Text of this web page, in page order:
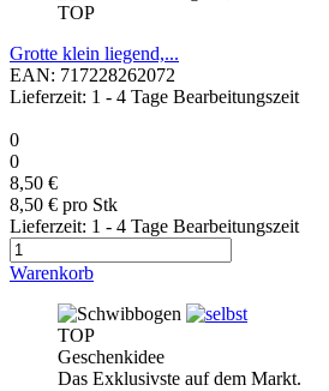
TOP
Grotte klein liegend,...
EAN: 717228262072
Lieferzeit: 1 - 4 Tage Bearbeitungszeit
0
0
8,50 €
8,50 € pro Stk
Lieferzeit: 1 - 4 Tage Bearbeitungszeit
Warenkorb
TOP
Geschenkidee
Das Exklusivste auf dem Markt.